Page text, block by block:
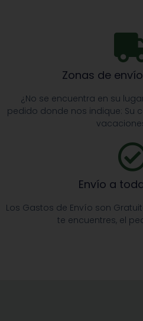
Zonas de
¿No se encuentra en su
pedido donde nos indique: Su
Envío a toda
Los Gastos de Envío son
te encuentres, el